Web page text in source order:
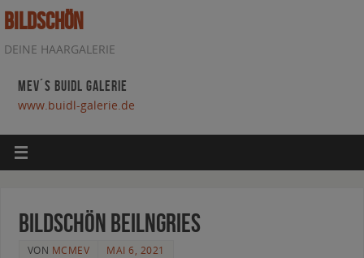
BILDSCHÖN
DEINE HAARGALERIE
MEV´S BUIDL GALERIE
www.buidl-galerie.de
bildschön beilngries
VON MCMEV
MAI 6, 2021